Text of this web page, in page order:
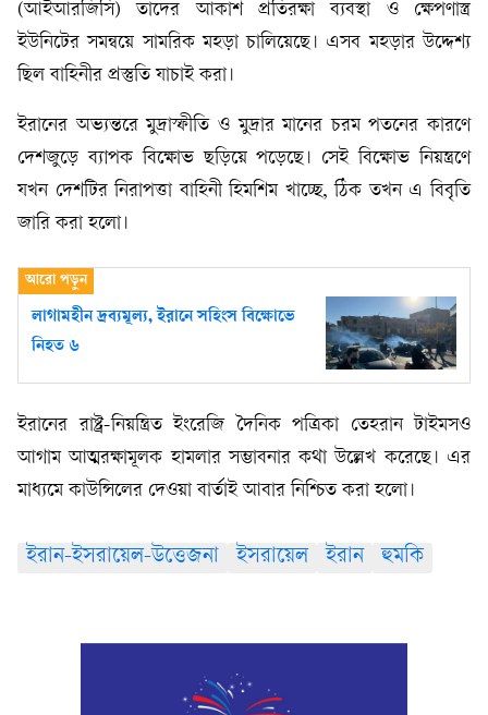
(আইআরজিসি) তাদের আকাশ প্রতিরক্ষা ব্যবস্থা ও ক্ষেপণাস্ত্র
ইউনিটের সমন্বয়ে সামরিক মহড়া চালিয়েছে। এসব মহড়ার উদ্দেশ্য
ছিল বাহিনীর প্রস্তুতি যাচাই করা।
ইরানের অভ্যন্তরে মুদ্রাস্ফীতি ও মুদ্রার মানের চরম পতনের কারণে
দেশজুড়ে ব্যাপক বিক্ষোভ ছড়িয়ে পড়েছে। সেই বিক্ষোভ নিয়ন্ত্রণে
যখন দেশটির নিরাপত্তা বাহিনী হিমশিম খাচ্ছে, ঠিক তখন এ বিবৃতি
জারি করা হলো।
লাগামহীন দ্রব্যমূল্য, ইরানে সহিংস বিক্ষোভে
নিহত ৬
ইরানের রাষ্ট্র-নিয়ন্ত্রিত ইংরেজি দৈনিক পত্রিকা তেহরান টাইমসও
আগাম আত্মরক্ষামূলক হামলার সম্ভাবনার কথা উল্লেখ করেছে। এর
মাধ্যমে কাউন্সিলের দেওয়া বার্তাই আবার নিশ্চিত করা হলো।
ইরান-ইসরায়েল-উত্তেজনা ইসরায়েল ইরান হুমকি